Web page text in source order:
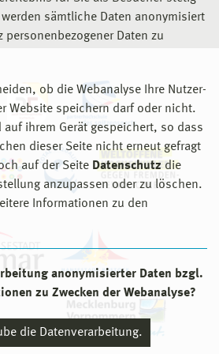
sämtliche Daten anonymisiert
Daten zu
ob die Webanalyse Ihre Nutzer-
Website speichern darf oder nicht.
auf ihrem Gerät gespeichert, so dass
dieser Seite nicht erneut gefragt
auf der Seite Datenschutz die
anzupassen oder zu löschen.
Informationen zu den
anonymisierter Daten bzgl.
zu Zwecken der Webanalyse?
die Datenverarbeitung.